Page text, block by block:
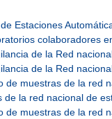
Estaciones
colaboradores
de la Red
de la Red
de muestras de la red
de la red nacional de
de muestras de la red